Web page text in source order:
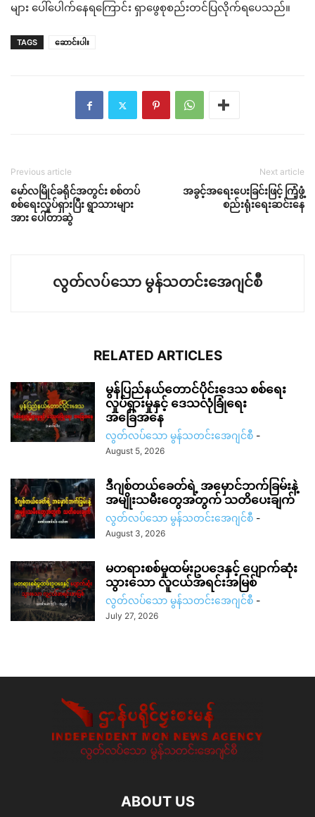
များ ပေါ်ပေါက်နေရကြောင်း ရှာဖွေစုစည်းတင်ပြလိုက်ရပေသည်။
TAGS ဆောင်းပါး
Previous article
မော်လမြိုင်ခရိုင်အတွင်း စစ်တပ်
စစ်ရေးလှုပ်ရှားပြီး ရွာသားများ
အား ပေါ်တာဆွဲ
Next article
အခွင့်အရေးပေးခြင်းဖြင့် ကြံ့ဖွံ့
စည်းရုံးရေးဆင်းနေ
လွတ်လပ်သော မွန်သတင်းအေဂျင်စီ
RELATED ARTICLES
မွန်ပြည်နယ်တောင်ပိုင်းဒေသ စစ်ရေး
လှုပ်ရှားမှုနှင့် ဒေသလုံခြုံရေး
အခြေအနေ
လွတ်လပ်သော မွန်သတင်းအေဂျင်စီ -
August 5, 2026
ဒီဂျစ်တယ်ခေတ်ရဲ့ အမှောင်ဘက်ခြမ်းနဲ့
အမျိုးသမီးတွေအတွက် သတိပေးချက်
လွတ်လပ်သော မွန်သတင်းအေဂျင်စီ -
August 3, 2026
မတရားစစ်မှုထမ်းဥပဒေနှင့် ပျောက်ဆုံး
သွားသော လူငယ်အရင်းအမြစ်
လွတ်လပ်သော မွန်သတင်းအေဂျင်စီ -
July 27, 2026
ABOUT US